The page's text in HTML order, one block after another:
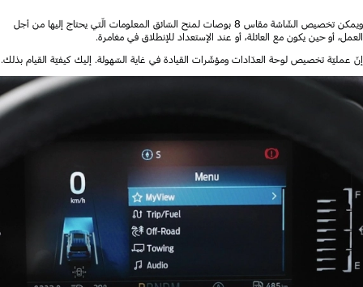
ويمكن تخصيص الشّاشة مقاس 8 بوصات لمنح السّائق المعلومات الّتي يحتاج إليها من أجل
العمل، أو حين يكون مع العائلة، أو عند الإستعداد للإنطلاق في مغامرة.
إنّ عمليّة تخصيص لوحة العدّادات ومؤشّرات القيادة في غاية السّهولة. إليك كيفيّة القيام بذلك.